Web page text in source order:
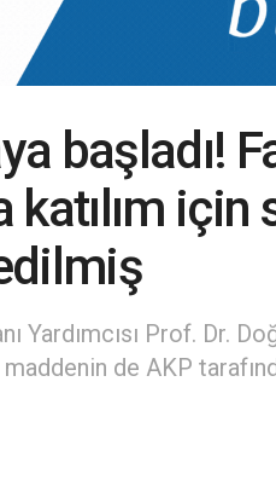
başladı!
katılım
Yardımcısı Prof. Dr.
maddenin de AKP